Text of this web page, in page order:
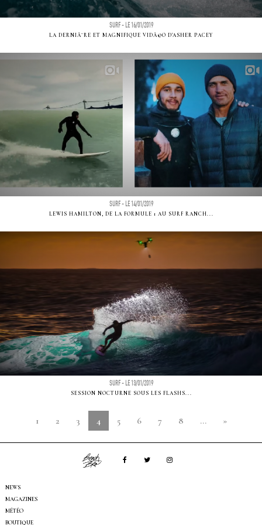
SURF - LE 16/01/2019
LA DERNIÃ¨RE ET MAGNIFIQUE VIDÃ©O D'ASHER PACEY
SURF - LE 14/01/2019
LEWIS HAMILTON, DE LA FORMULE 1 AU SURF RANCH...
SURF - LE 13/01/2019
SESSION NOCTURNE SOUS LES FLASHS...
1 2 3 4 5 6 7 8 ... »
NEWS
MAGAZINES
MÉTÉO
BOUTIQUE